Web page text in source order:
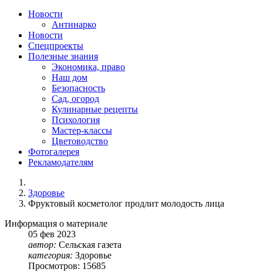
Новости
Антинарко
Новости
Спецпроекты
Полезные знания
Экономика, право
Наш дом
Безопасность
Сад, огород
Кулинарные рецепты
Психология
Мастер-классы
Цветоводство
Фотогалерея
Рекламодателям
Здоровье
Фруктовый косметолог продлит молодость лица
Информация о материале
05 фев 2023
автор: Сельская газета
категория: Здоровье
Просмотров: 15685